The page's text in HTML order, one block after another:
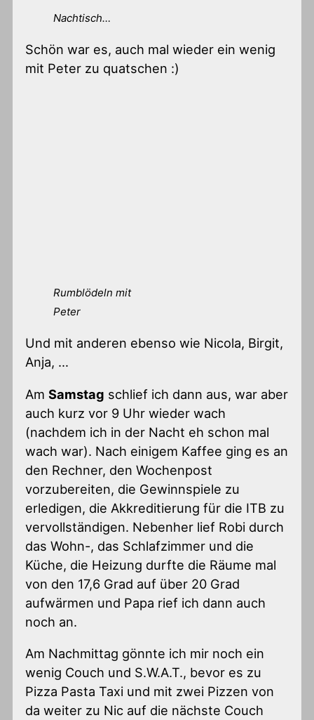
Nachtisch…
Schön war es, auch mal wieder ein wenig
mit Peter zu quatschen :)
Rumblödeln mit
Peter
Und mit anderen ebenso wie Nicola, Birgit,
Anja, …
AmSamstag schlief ich dann aus, war aber
auch kurz vor 9 Uhr wieder wach
(nachdem ich in der Nacht eh schon mal
wach war). Nach einigem Kaffee ging es an
den Rechner, den Wochenpost
vorzubereiten, die Gewinnspiele zu
erledigen, die Akkreditierung für die ITB zu
vervollständigen. Nebenher lief Robi durch
das Wohn-, das Schlafzimmer und die
Küche, die Heizung durfte die Räume mal
von den 17,6 Grad auf über 20 Grad
aufwärmen und Papa rief ich dann auch
noch an.
Am Nachmittag gönnte ich mir noch ein
wenig Couch und S.W.A.T., bevor es zu
Pizza Pasta Taxi und mit zwei Pizzen von
da weiter zu Nic auf die nächste Couch